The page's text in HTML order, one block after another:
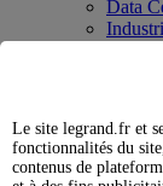
Data
Le site legrand.fr et
fonctionnalités du
contenus de